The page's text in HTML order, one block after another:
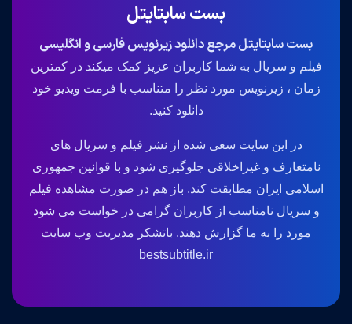
بست سابتایتل
بست سابتایتل مرجع دانلود زیرنویس فارسی و انگلیسی
فیلم و سریال به شما کاربران عزیز کمک میکند در کمترین
زمان ، زیرنویس مورد نظر را متناسب با فرمت ویدیو خود
دانلود کنید.
در این سایت سعی شده از نشر فیلم و سریال های
نامتعارف و غیراخلاقی جلوگیری شود و با قوانین جمهوری
اسلامی ایران مطابقت کند. باز هم در صورت مشاهده فیلم
و سریال نامناسب از کاربران گرامی در خواست می شود
مورد را به ما گزارش دهند. باتشکر مدیریت وب سایت
bestsubtitle.ir